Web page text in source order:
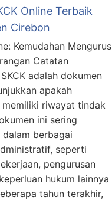
Online Terbaik
Cirebon
Kemudahan Mengurus
Catatan
adalah dokumen
apakah
memiliki riwayat tindak
ini sering
berbagai
seperti
pengurusan
hukum lainnya
tahun terakhir,